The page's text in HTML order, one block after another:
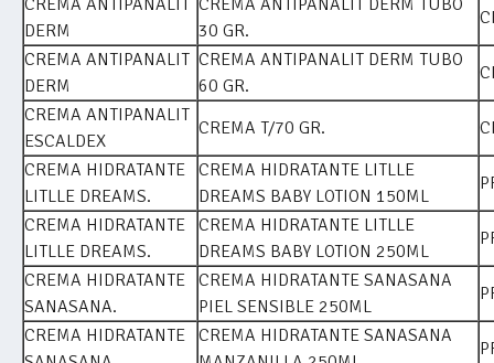
DERM
30 GR.
CREMA ANTIPANALIT
DERM
CREMA ANTIPANALIT DERM TUBO
60 GR.
CREMA ANTIPANALIT
ESCALDEX
CREMA T/70 GR.
CREMA HIDRATANTE
LITLLE DREAMS.
CREMA HIDRATANTE LITLLE
DREAMS BABY LOTION 150ML
CREMA HIDRATANTE
LITLLE DREAMS.
CREMA HIDRATANTE LITLLE
DREAMS BABY LOTION 250ML
CREMA HIDRATANTE
SANASANA.
CREMA HIDRATANTE SANASANA
PIEL SENSIBLE 250ML
CREMA HIDRATANTE CREMA HIDRATANTE SANASANA